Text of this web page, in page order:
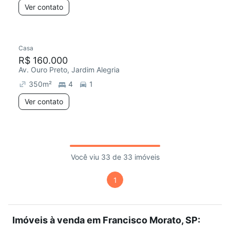
Ver contato
Casa
R$ 160.000
Av. Ouro Preto, Jardim Alegria
350m² 4
1
Ver contato
Você viu 33 de 33 imóveis
1
Imóveis à venda em Francisco Morato, SP: